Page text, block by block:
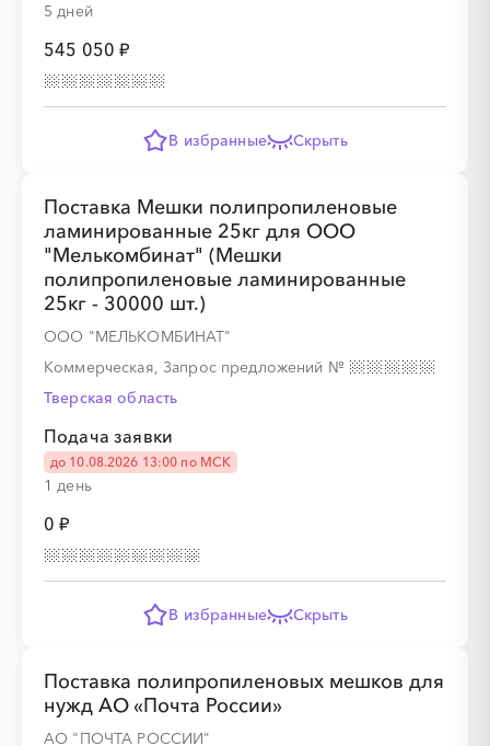
5 дней
545 050 ₽
В избранные Скрыть
Поставка Мешки полипропиленовые
ламинированные 25кг для ООО
"Мелькомбинат" (Мешки
полипропиленовые ламинированные
25кг - 30000 шт.)
ООО "МЕЛЬКОМБИНАТ"
Коммерческая, Запрос предложений №
Тверская область
Подача заявки
до 10.08.2026 13:00 по МСК
1 день
0 ₽
В избранные Скрыть
Поставка полипропиленовых мешков для
нужд АО «Почта России»
АО "ПОЧТА РОССИИ"
░
░
░
░
░
░
░
░
░ ░░░
░
░
░
░
░
░
░
░░░░
░
░
░
░
░
░
░
░
░
░
░
░
░
░░░░░░░
░
░